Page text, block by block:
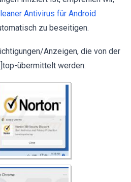
Antivirus für Android
zu beseitigen.
Anzeigen, die von der
übermittelt werden: